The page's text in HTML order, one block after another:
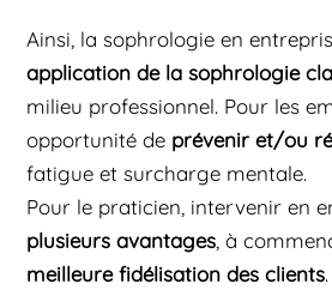
Ainsi, la sophrologie en
application de la sophrologie
milieu professionnel. Pour les
opportunité de prévenir et/ou
fatigue et surcharge mentale.
Pour le praticien, intervenir en
plusieurs avantages , à
meilleure fidélisation des clients